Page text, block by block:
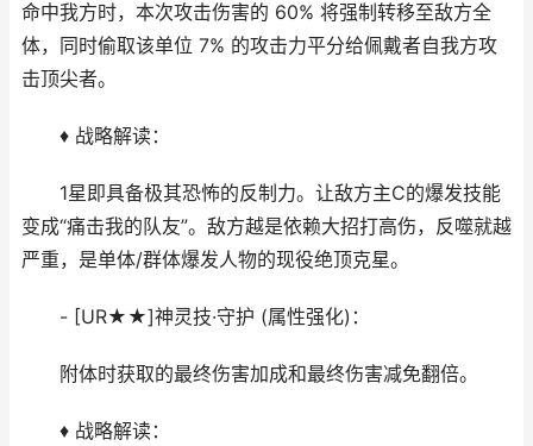
命中我方时，本次攻击伤害的 60% 将强制转移至敌方全
体，同时偷取该单位 7% 的攻击力平分给佩戴者自我方攻
击顶尖者。
♦ 战略解读：
1星即具备极其恐怖的反制力。让敌方主C的爆发技能
变成“痛击我的队友”。敌方越是依赖大招打高伤，反噬就越
严重，是单体/群体爆发人物的现役绝顶克星。
- [UR★★]神灵技·守护 (属性强化)：
附体时获取的最终伤害加成和最终伤害减免翻倍。
♦ 战略解读：